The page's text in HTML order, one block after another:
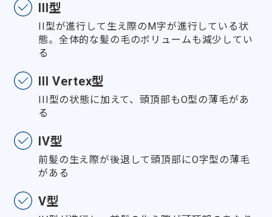
III型
II型が進行して生え際のM字が進行している状
態。全体的な髪の毛のボリュームも減少してい
る
III Vertex型
III型の状態に加えて、頭頂部もO型の薄毛があ
る
IV型
前髪の生え際が後退して頭頂部にO字型の薄毛
がある
V型